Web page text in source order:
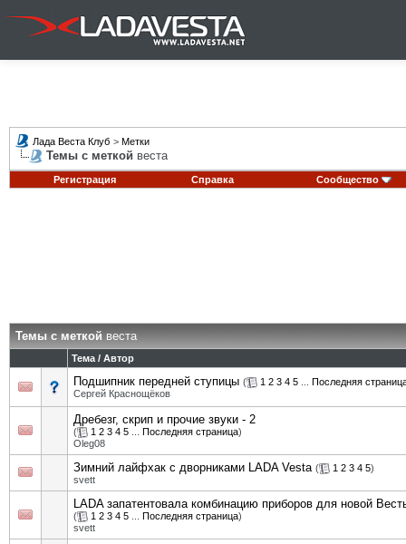
Лада Веста Клуб > Метки
Темы с меткой веста
Регистрация Справка Сообщество
Темы с меткойвеста
Тема / Автор
Подшипник передней ступицы ( 1 2 3 4 5
Последняя
Сергей Краснощёков
Дребезг, скрип и прочие звуки - 2
( 1 2 3 4 5 Последняя страница)
Oleg08
Зимний лайфхак с дворниками LADA Vesta ( 1 2 3 4 5)
svett
LADA запатентовала комбинацию приборов для новой
( 1 2 3 4 5 Последняя страница)
svett